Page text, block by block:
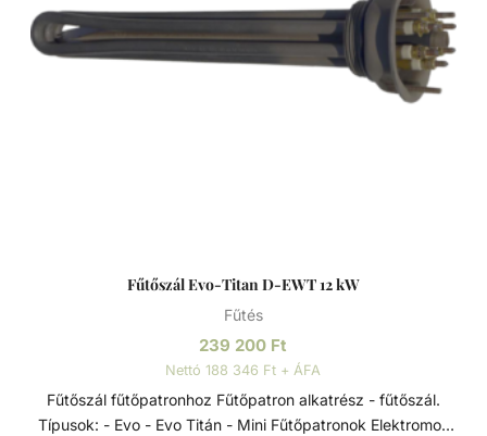
közvetlenül a medence vízkörforgásába vagy a bypass-
rendszeren keresztül kell beépíteni. Tulajdonságai: -
Rögzítéshez a rozsdamentes bilincs tartozék. - Max.
Fűtőszál Evo-Titan D-EWT 12 kW
Fűtés
239 200 Ft
Nettó 188 346 Ft + ÁFA
Fűtőszál fűtőpatronhoz Fűtőpatron alkatrész - fűtőszál.
Típusok: - Evo - Evo Titán - Mini Fűtőpatronok Elektromos